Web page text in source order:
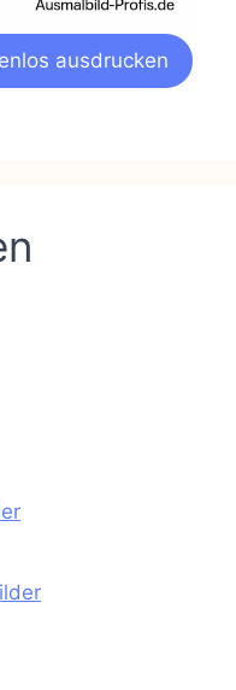
ausdrucken